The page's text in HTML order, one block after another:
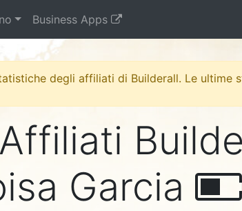
Business Apps
degli affiliati di Builderall. Le
Garcia